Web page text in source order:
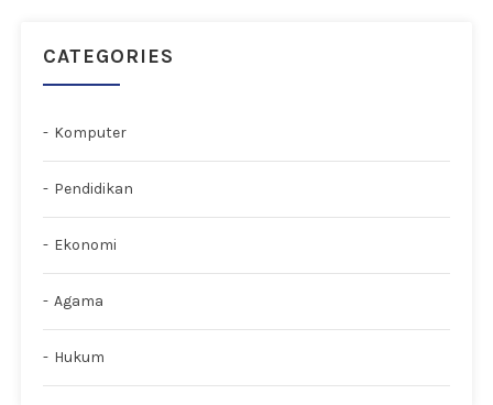
CATEGORIES
Komputer
Pendidikan
Ekonomi
Agama
Hukum